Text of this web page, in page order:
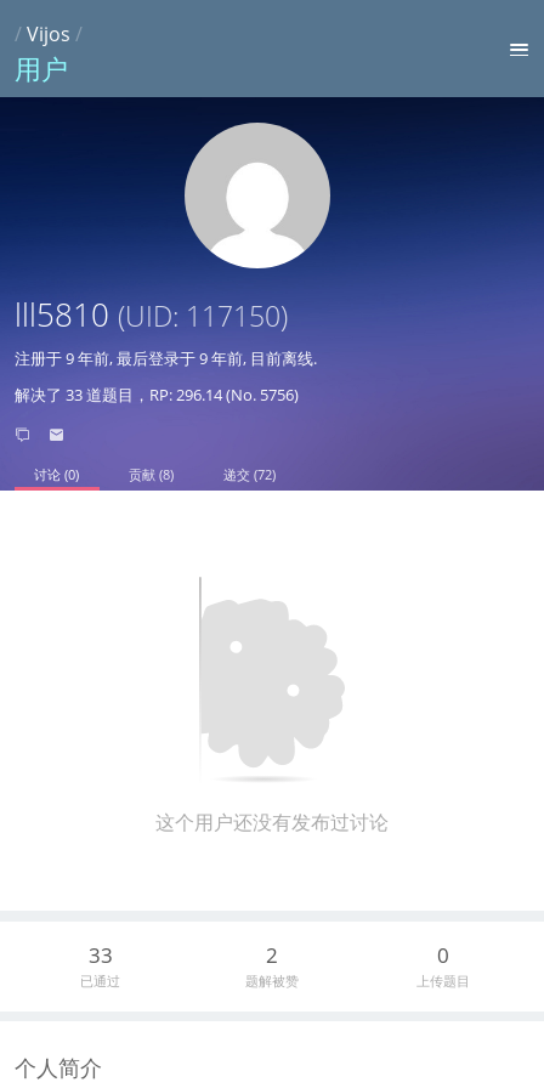
/Vijos /
用户
lll5810 (UID: 117150)
注册于9 年前, 最后登录于9 年前, 目前离线.
解决了 33 道题目，RP: 296.14 (No. 5756)
讨论 (0) 贡献 (8) 递交 (72)
这个用户还没有发布过讨论
33
已通过
2
题解被赞
0
上传题目
个人简介